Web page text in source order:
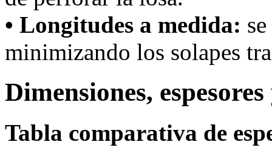
• Longitudes a medida:
minimizando los solapes
Dimensiones,
Tabla comparativa de